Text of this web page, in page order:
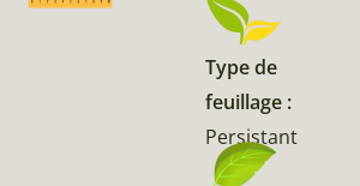
Type de
feuillage :
Persistant